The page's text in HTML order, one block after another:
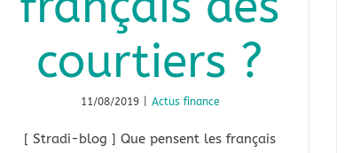
courtiers ?
11/08/2019 Actus finance
[ Stradi-blog ] Que pensent les français